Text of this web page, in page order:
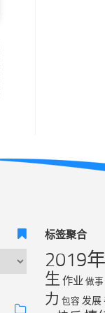
标签聚合
2019年
生 作业 做事
力 包容 发展